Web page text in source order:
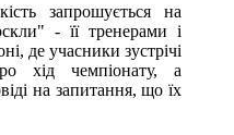
запрошується на
- її тренерами і
де учасники зустрічі
хід чемпіонату, а
на запитання, що їх